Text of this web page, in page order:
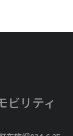
ビリティ